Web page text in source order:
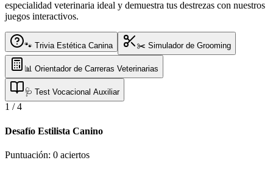
especialidad veterinaria ideal y demuestra tus destrezas con nuestros
juegos interactivos.
🐾 Trivia Estética Canina ✂️ Simulador de Grooming
📊 Orientador de Carreras Veterinarias
🩺 Test Vocacional Auxiliar
1 /4
Desafío Estilista Canino
Puntuación: 0 aciertos